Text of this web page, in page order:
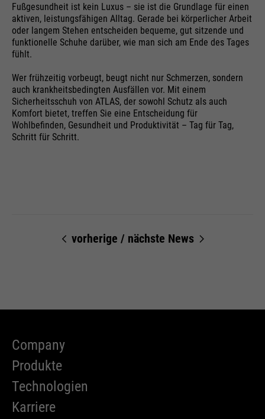
Fußgesundheit ist kein Luxus – sie ist die Grundlage für einen
aktiven, leistungsfähigen Alltag. Gerade bei körperlicher Arbeit
oder langem Stehen entscheiden bequeme, gut sitzende und
funktionelle Schuhe darüber, wie man sich am Ende des Tages
fühlt.
Wer frühzeitig vorbeugt, beugt nicht nur Schmerzen, sondern
auch krankheitsbedingten Ausfällen vor. Mit einem
Sicherheitsschuh von ATLAS, der sowohl Schutz als auch
Komfort bietet, treffen Sie eine Entscheidung für
Wohlbefinden, Gesundheit und Produktivität – Tag für Tag,
Schritt für Schritt.
vorherige / nächste News
Company
Produkte
Technologien
Karriere